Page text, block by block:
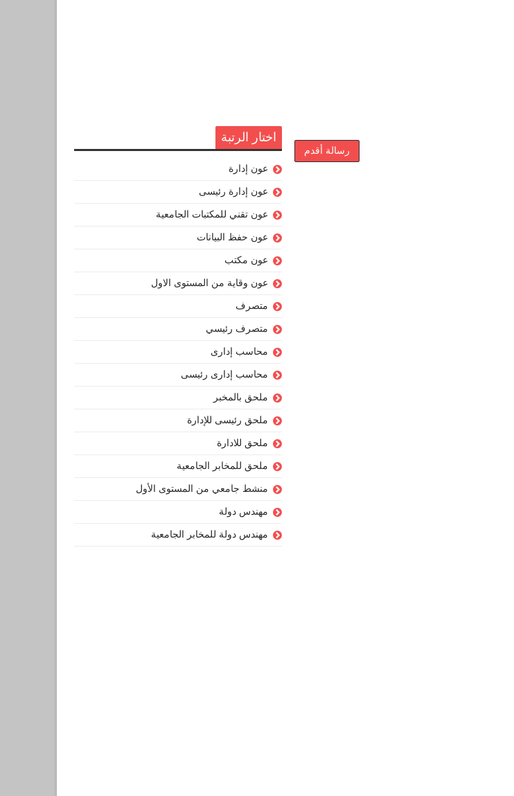
رسالة أقدم
اختار الرتبة
عون إدارة
عون إدارة رئيسى
عون تقني للمكتبات الجامعية
عون حفظ البيانات
عون مكتب
عون وقاية من المستوى الاول
متصرف
متصرف رئيسي
محاسب إدارى
محاسب إدارى رئيسى
ملحق بالمخبر
ملحق رئيسى للإدارة
ملحق للادارة
ملحق للمخابر الجامعية
منشط جامعي من المستوى الأول
مهندس دولة
مهندس دولة للمخابر الجامعية